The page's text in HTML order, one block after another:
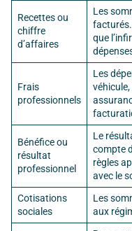
Recettes ou
chiffre
d’affaires
Les
que
Frais
professionnels
Les
Bénéfice ou
résultat
professionnel
Le
compte
règles
avec le
Cotisations
sociales
Les
aux